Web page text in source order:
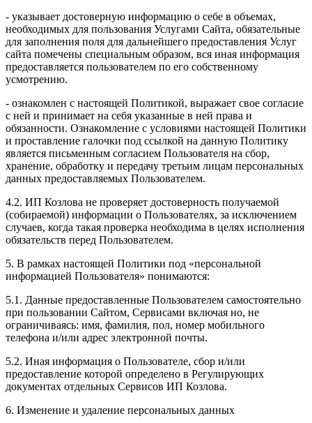
- указывает достоверную информацию о себе в объемах,
необходимых для пользования Услугами Сайта, обязательные
для заполнения поля для дальнейшего предоставления Услуг
сайта помечены специальным образом, вся иная информация
предоставляется пользователем по его собственному
усмотрению.
- ознакомлен с настоящей Политикой, выражает свое согласие
с ней и принимает на себя указанные в ней права и
обязанности. Ознакомление с условиями настоящей Политики
и проставление галочки под ссылкой на данную Политику
является письменным согласием Пользователя на сбор,
хранение, обработку и передачу третьим лицам персональных
данных предоставляемых Пользователем.
4.2. ИП Козлова не проверяет достоверность получаемой
(собираемой) информации о Пользователях, за исключением
случаев, когда такая проверка необходима в целях исполнения
обязательств перед Пользователем.
5. В рамках настоящей Политики под «персональной
информацией Пользователя» понимаются:
5.1. Данные предоставленные Пользователем самостоятельно
при пользовании Сайтом, Сервисами включая но, не
ограничиваясь: имя, фамилия, пол, номер мобильного
телефона и/или адрес электронной почты.
5.2. Иная информация о Пользователе, сбор и/или
предоставление которой определено в Регулирующих
документах отдельных Сервисов ИП Козлова.
6. Изменение и удаление персональных данных